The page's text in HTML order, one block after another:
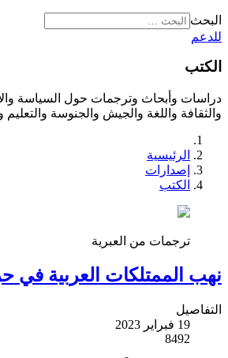
البحث
للدعم
الكتب
دراسات وأبحاث وترجمات حول السياسة
والثقافة واللغة والجيش والجنوسة
الرئيسية
إصدارات
الكتب
ترجمات من العبرية
نهب الممتلكات العربية في حرب
التفاصيل
19 فبراير 2023
8492